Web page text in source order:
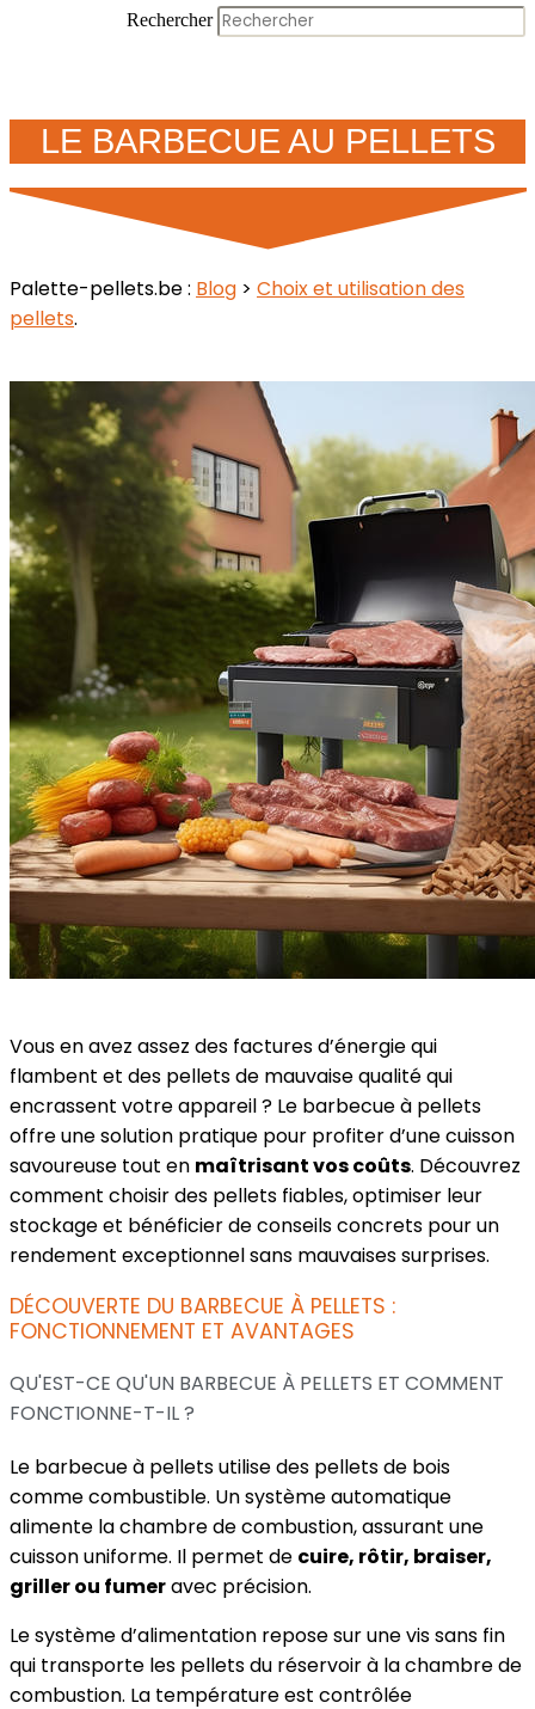
Rechercher
LE BARBECUE AU PELLETS
Palette-pellets.be : Blog > Choix et utilisation des
pellets.
Vous en avez assez des factures d’énergie qui
flambent et des pellets de mauvaise qualité qui
encrassent votre appareil ? Le barbecue à pellets
offre une solution pratique pour profiter d’une cuisson
savoureuse tout en maîtrisant vos coûts. Découvrez
comment choisir des pellets fiables, optimiser leur
stockage et bénéficier de conseils concrets pour un
rendement exceptionnel sans mauvaises surprises.
DÉCOUVERTE DU BARBECUE À PELLETS :
FONCTIONNEMENT ET AVANTAGES
QU'EST-CE QU'UN BARBECUE À PELLETS ET COMMENT
FONCTIONNE-T-IL ?
Le barbecue à pellets utilise des pellets de bois
comme combustible. Un système automatique
alimente la chambre de combustion, assurant une
cuisson uniforme. Il permet de cuire, rôtir, braiser,
griller ou fumeravec précision.
Le système d’alimentation repose sur une vis sans fin
qui transporte les pellets du réservoir à la chambre de
combustion. La température est contrôlée